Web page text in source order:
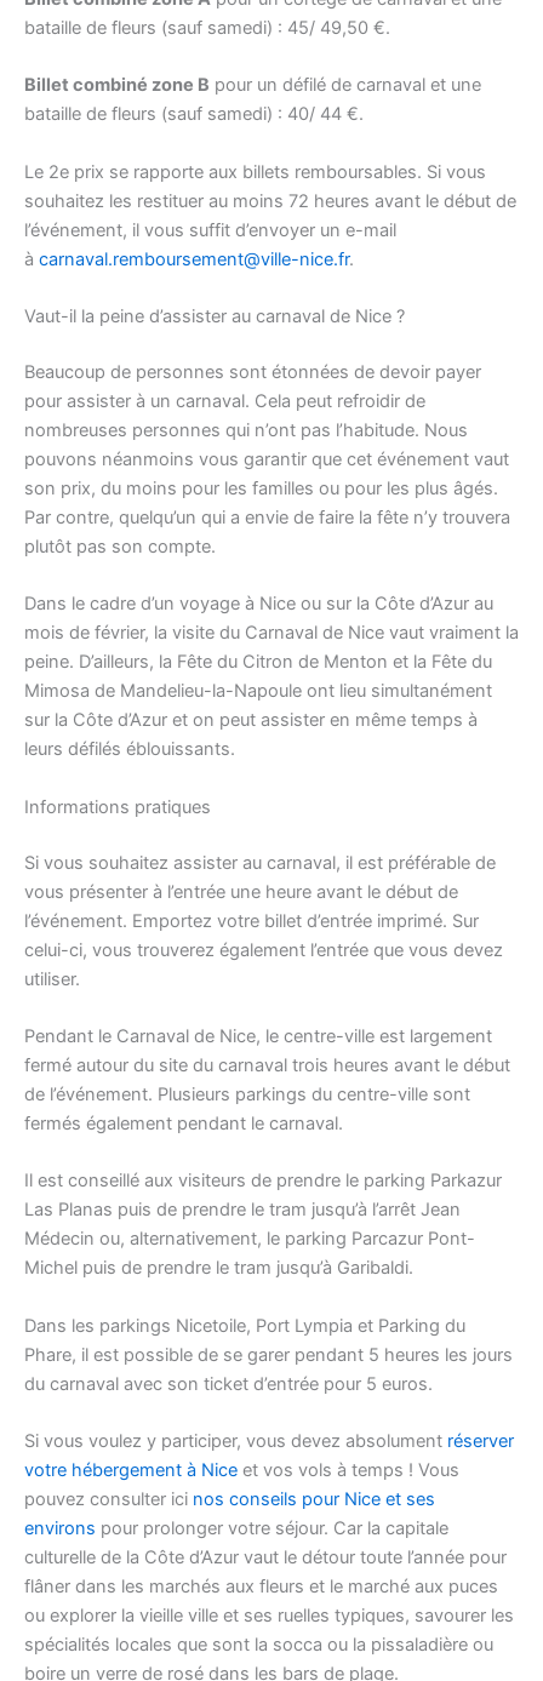
bataille de fleurs (sauf samedi) : 45/ 49,50 €.
Billet combiné zone B pour un défilé de carnaval et une
bataille de fleurs (sauf samedi) : 40/ 44 €.
Le 2e prix se rapporte aux billets remboursables. Si vous
souhaitez les restituer au moins 72 heures avant le début de
l’événement, il vous suffit d’envoyer un e-mail
à carnaval.remboursement@ville-nice.fr.
Vaut-il la peine d’assister au carnaval de Nice ?
Beaucoup de personnes sont étonnées de devoir payer
pour assister à un carnaval. Cela peut refroidir de
nombreuses personnes qui n’ont pas l’habitude. Nous
pouvons néanmoins vous garantir que cet événement vaut
son prix, du moins pour les familles ou pour les plus âgés.
Par contre, quelqu’un qui a envie de faire la fête n’y trouvera
plutôt pas son compte.
Dans le cadre d’un voyage à Nice ou sur la Côte d’Azur au
mois de février, la visite du Carnaval de Nice vaut vraiment la
peine. D’ailleurs, la Fête du Citron de Menton et la Fête du
Mimosa de Mandelieu-la-Napoule ont lieu simultanément
sur la Côte d’Azur et on peut assister en même temps à
leurs défilés éblouissants.
Informations pratiques
Si vous souhaitez assister au carnaval, il est préférable de
vous présenter à l’entrée une heure avant le début de
l’événement. Emportez votre billet d’entrée imprimé. Sur
celui-ci, vous trouverez également l’entrée que vous devez
utiliser.
Pendant le Carnaval de Nice, le centre-ville est largement
fermé autour du site du carnaval trois heures avant le début
de l’événement. Plusieurs parkings du centre-ville sont
fermés également pendant le carnaval.
Il est conseillé aux visiteurs de prendre le parking Parkazur
Las Planas puis de prendre le tram jusqu’à l’arrêt Jean
Médecin ou, alternativement, le parking Parcazur Pont-
Michel puis de prendre le tram jusqu’à Garibaldi.
Dans les parkings Nicetoile, Port Lympia et Parking du
Phare, il est possible de se garer pendant 5 heures les jours
du carnaval avec son ticket d’entrée pour 5 euros.
Si vous voulez y participer, vous devez absolument réserver
votre hébergement à Nice et vos vols à temps ! Vous
pouvez consulter ici nos conseils pour Nice et ses
environs pour prolonger votre séjour. Car la capitale
culturelle de la Côte d’Azur vaut le détour toute l’année pour
flâner dans les marchés aux fleurs et le marché aux puces
ou explorer la vieille ville et ses ruelles typiques, savourer les
spécialités locales que sont la socca ou la pissaladière ou
boire un verre de rosé dans les bars de plage.